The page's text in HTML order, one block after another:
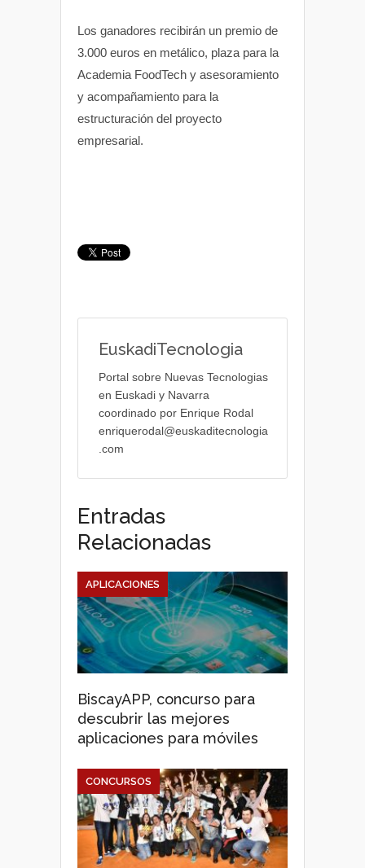
Los ganadores recibirán un premio de
3.000 euros en metálico, plaza para la
Academia FoodTech y asesoramiento
y acompañamiento para la
estructuración del proyecto
empresarial.
EuskadiTecnologia
Portal sobre Nuevas Tecnologias
en Euskadi y Navarra
coordinado por Enrique Rodal
enriquerodal@euskaditecnologia
.com
Entradas
Relacionadas
BiscayAPP, concurso para
descubrir las mejores
aplicaciones para móviles
APLICACIONES
CONCURSOS